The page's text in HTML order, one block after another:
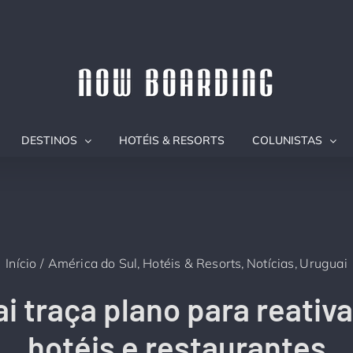
DESTINOS HOTÉIS & RESORTS COLUNISTAS
Início América do Sul Hotéis & Resorts Notícias Uruguai
traça plano para